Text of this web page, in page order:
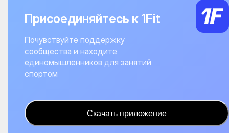
Присоединяйтесь к 1Fit
Почувствуйте поддержку
сообщества и находите
единомышленников для занятий
спортом
Скачать приложение